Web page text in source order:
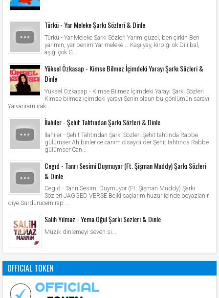
Türkü - Yar Meleke Şarkı Sözleri & Dinle
Türkü - Yar Meleke Şarkı Sözleri Yarim güzel, ben çirkin Ben
yarimin, yar benim Yar meleke … Kaşı yay, kirpiği ok Dili bal,
aşığı çok G...
Yüksel Özkasap - Kimse Bilmez İçimdeki Yarayı Şarkı Sözleri &
Dinle
Yüksel Özkasap - Kimse Bilmez İçimdeki Yarayı Şarkı Sözleri
Kimse bilmez içimdeki yarayı Senin olsun bu gönlümün sarayı
Yalvarıram ırak...
İlahiler - Şehit Tahtından Şarkı Sözleri & Dinle
İlahiler - Şehit Tahtından Şarkı Sözleri Şehit tahtında Rabbe
gülümser Ah binler ce canım olsaydı der Şehit tahtında Rabbe
gülümser Can...
Cegıd - Tanrı Sesimi Duymuyor (Ft. Şişman Muddy) Şarkı Sözleri
& Dinle
Cegıd - Tanrı Sesimi Duymuyor (Ft. Şişman Muddy) Şarkı
Sözleri JAGGED VERSE Belki saçlarım huzur içinde beyazlanır
diye Sürdürücem rap ...
Salih Yılmaz - Yema Oğul Şarkı Sözleri & Dinle
Müzik dinlemeyi seven si...
OFFICIAL TOKEN